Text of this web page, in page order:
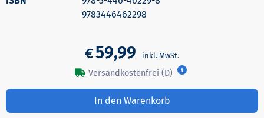
9783446462298
€59,99
Versandkostenfrei (D)
In den Warenkorb